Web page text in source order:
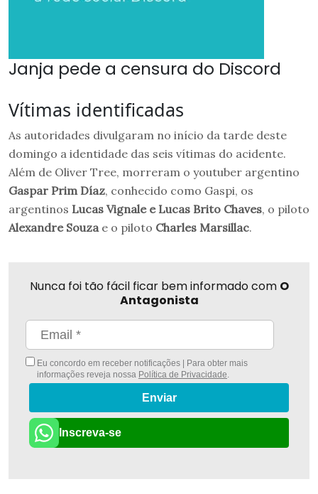
Janja pede a censura do Discord
Vítimas identificadas
As autoridades divulgaram no início da tarde deste
domingo a identidade das seis vítimas do acidente.
Além de Oliver Tree, morreram o youtuber argentino
Gaspar Prim Díaz, conhecido como Gaspi, os
argentinos Lucas Vignale e Lucas Brito Chaves, o piloto
Alexandre Souzae o piloto Charles Marsillac.
Nunca foi tão fácil ficar bem informado com O
Antagonista
Eu concordo em receber notificações | Para obter mais
informações reveja nossa Política de Privacidade.
Enviar
Inscreva-se